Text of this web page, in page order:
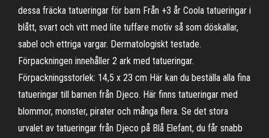
dessa fräcka tatueringar för barn Från +3 år Coola tatueringar i
blått, svart och vitt med lite tuffare motiv så som döskallar,
sabel och ettriga vargar. Dermatologiskt testade.
Förpackningen innehåller 2 ark med tatueringar.
Förpackningsstorlek: 14,5 x 23 cm Här kan du beställa alla fina
tatueringar till barnen från Djeco. Här finns tatueringar med
blommor, monster, pirater och många flera. Se det stora
urvalet av tatueringar från Djeco på Blå Elefant, du får snabb